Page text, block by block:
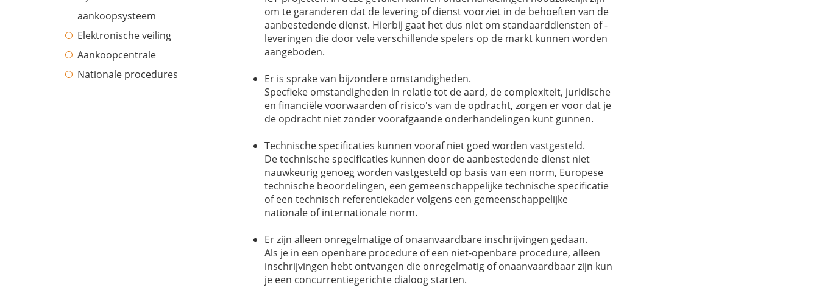
aankoopsysteem
Elektronische veiling
Aankoopcentrale
Nationale procedures
om te garanderen dat de levering of dienst voorziet in de behoeften van de
aanbestedende dienst. Hierbij gaat het dus niet om standaarddiensten of -
leveringen die door vele verschillende spelers op de markt kunnen worden
aangeboden.
Er is sprake van bijzondere omstandigheden.
Specfieke omstandigheden in relatie tot de aard, de complexiteit, juridische
en financiële voorwaarden of risico's van de opdracht, zorgen er voor dat je
de opdracht niet zonder voorafgaande onderhandelingen kunt gunnen.
Technische specificaties kunnen vooraf niet goed worden vastgesteld.
De technische specificaties kunnen door de aanbestedende dienst niet
nauwkeurig genoeg worden vastgesteld op basis van een norm, Europese
technische beoordelingen, een gemeenschappelijke technische specificatie
of een technisch referentiekader volgens een gemeenschappelijke
nationale of internationale norm.
Er zijn alleen onregelmatige of onaanvaardbare inschrijvingen gedaan.
Als je in een openbare procedure of een niet-openbare procedure, alleen
inschrijvingen hebt ontvangen die onregelmatig of onaanvaardbaar zijn kun
je een concurrentiegerichte dialoog starten.